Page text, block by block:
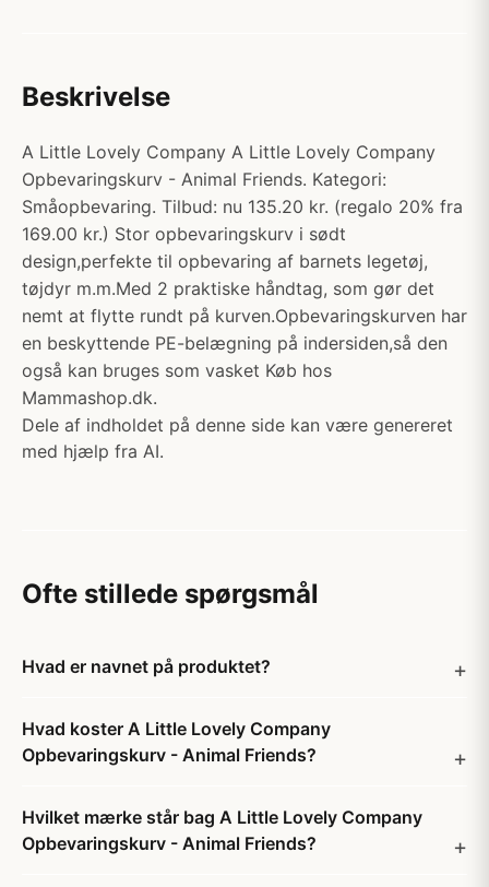
Beskrivelse
A Little Lovely Company A Little Lovely Company
Opbevaringskurv - Animal Friends. Kategori:
Småopbevaring. Tilbud: nu 135.20 kr. (regalo 20% fra
169.00 kr.) Stor opbevaringskurv i sødt
design,perfekte til opbevaring af barnets legetøj,
tøjdyr m.m.Med 2 praktiske håndtag, som gør det
nemt at flytte rundt på kurven.Opbevaringskurven har
en beskyttende PE-belægning på indersiden,så den
også kan bruges som vasket Køb hos
Mammashop.dk.
Dele af indholdet på denne side kan være genereret
med hjælp fra AI.
Ofte stillede spørgsmål
Hvad er navnet på produktet?
Hvad koster A Little Lovely Company
Opbevaringskurv - Animal Friends?
Hvilket mærke står bag A Little Lovely Company
Opbevaringskurv - Animal Friends?